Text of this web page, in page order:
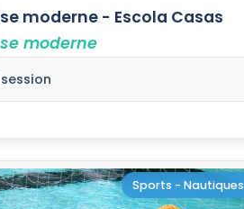
moderne - Escola Casas
moderne
session
Sports - Nautiques